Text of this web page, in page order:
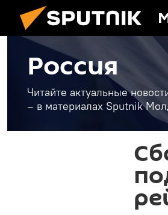
Россия
Читайте актуальные
– в материалах Sputnik